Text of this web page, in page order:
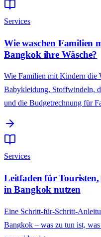
Services
Wie waschen Familien
Bangkok ihre Wäsche?
Wie Familien mit Kindern die
Babykleidung, Stoffwindeln,
und die Budgetrechnung für
Services
Leitfaden für Touristen,
in Bangkok nutzen
Eine Schritt-für-Schritt-
Bangkok – was zu tun ist,